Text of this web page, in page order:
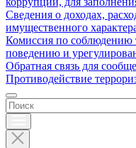
Сведения о доходах,
имущественного
Комиссия по соблюдению
поведению и
Обратная связь для
Противодействие